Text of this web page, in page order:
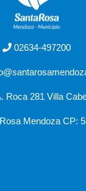
02634-497200
Roca 281 Villa
Mendoza CP: